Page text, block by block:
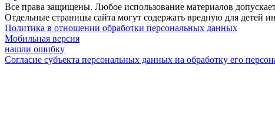
Все права защищены. Любое использование материалов
Отдельные страницы сайта могут содержать вредную для детей
Политика в отношении обработки персональных данных
Мобильная версия
нашли ошибку
Согласие субъекта персональных данных на обработку его